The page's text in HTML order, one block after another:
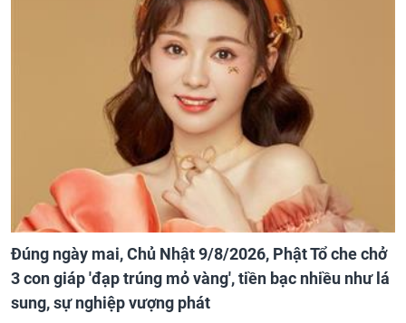
Đúng ngày mai, Chủ Nhật 9/8/2026, Phật Tổ che chở
3 con giáp 'đạp trúng mỏ vàng', tiền bạc nhiều như lá
sung, sự nghiệp vượng phát